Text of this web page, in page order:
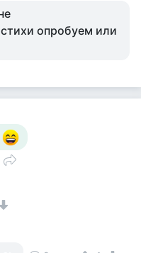
опробуем или